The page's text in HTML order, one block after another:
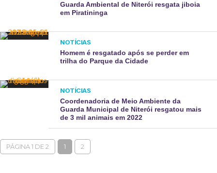
Guarda Ambiental de Niterói resgata jiboia
em Piratininga
NOTÍCIAS
Homem é resgatado após se perder em
trilha do Parque da Cidade
NOTÍCIAS
Coordenadoria de Meio Ambiente da
Guarda Municipal de Niterói resgatou mais
de 3 mil animais em 2022
PÁGINA 1 DE 2 1 2